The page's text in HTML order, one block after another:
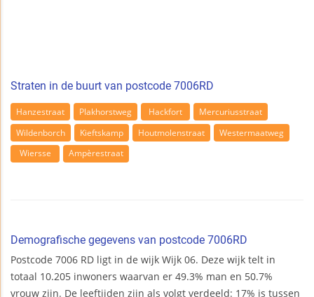
Straten in de buurt van postcode 7006RD
Hanzestraat Plakhorstweg Hackfort
Mercuriusstraat
Wildenborch
Kieftskamp Houtmolenstraat
Westermaatweg
Wiersse
Ampèrestraat
Demografische gegevens van postcode 7006RD
Postcode 7006 RD ligt in de wijk Wijk 06. Deze wijk telt in
totaal 10.205 inwoners waarvan er 49.3% man en 50.7%
vrouw zijn. De leeftijden zijn als volgt verdeeld: 17% is tussen